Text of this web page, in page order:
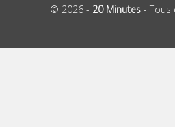
© 2026 - 20 Minutes -